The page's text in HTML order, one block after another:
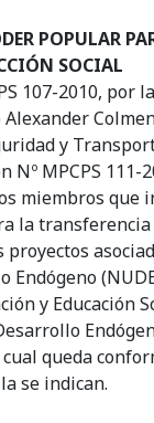
POPULAR
SOCIAL
107-2010, por
y
Nº MPCPS 111-
miembros que
la
Endógeno
y Educación
cual queda
se indican.